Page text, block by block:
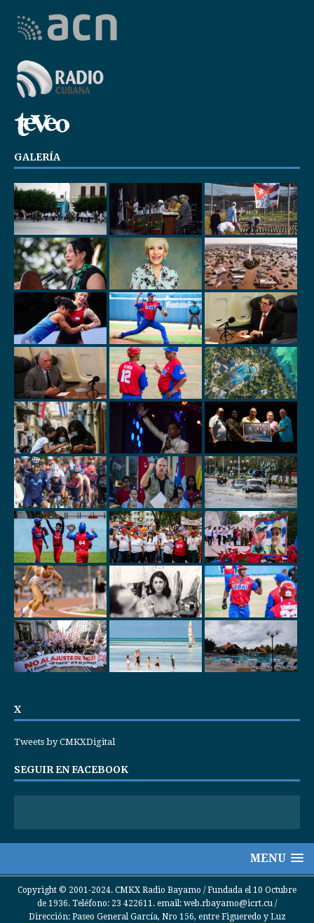
GALERÍA
X
Tweets by CMKXDigital
SEGUIR EN FACEBOOK
MENU
Copyright © 2001-2024. CMKX Radio Bayamo / Fundada el 10 Octubre
de 1936. Teléfono: 23 422611. email: web.rbayamo@icrt.cu /
Dirección: Paseo General García, Nro 156, entre Figueredo y Luz